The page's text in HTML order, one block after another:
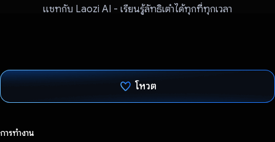
แชทกับ Laozi AI - เรียนรู้ลัทธิเต๋าได้ทุกที่ทุกเวลา
โหวต
การทำงาน